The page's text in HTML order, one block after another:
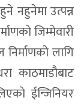
नहुनेमा उत्पन्न
जिम्मेवारी
लागि
काठमाडौबाट
ईन्जिनियर